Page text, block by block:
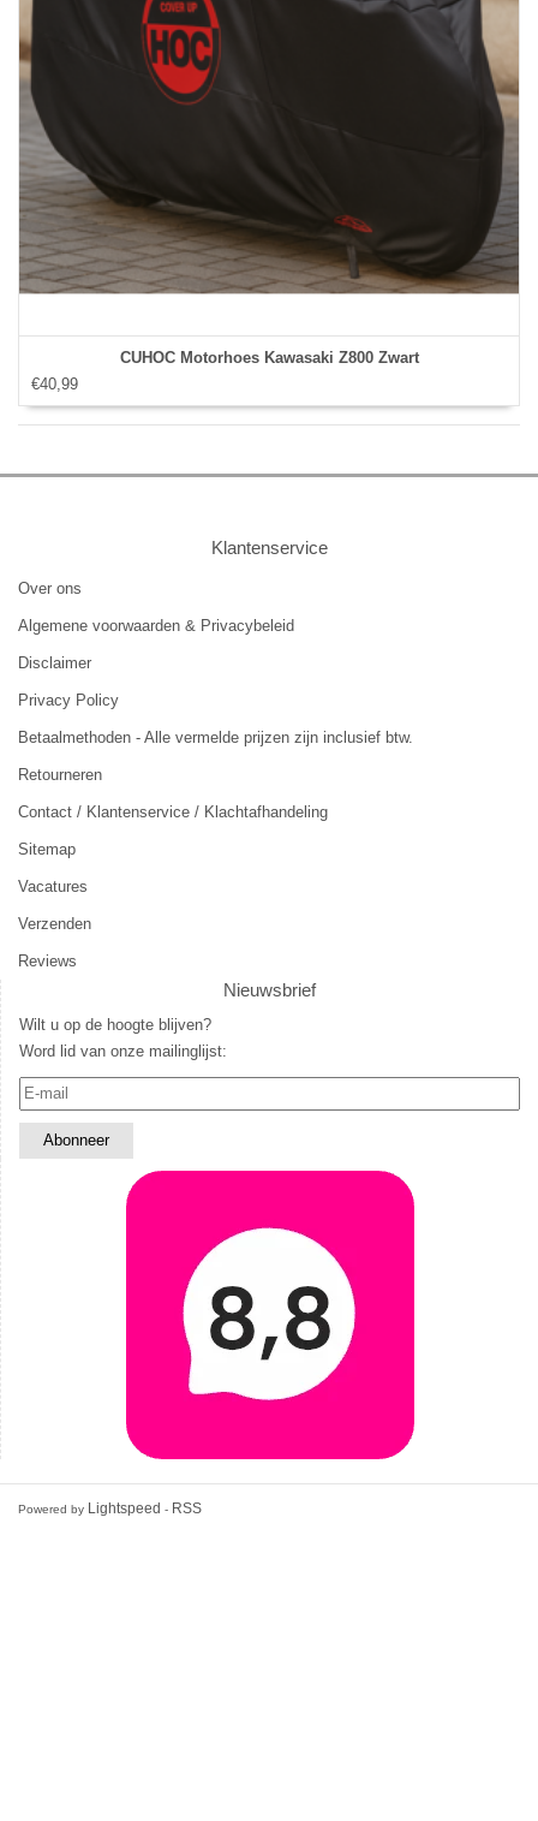
CUHOC Motorhoes Kawasaki Z800 Zwart
€40,99
Klantenservice
Over ons
Algemene voorwaarden & Privacybeleid
Disclaimer
Privacy Policy
Betaalmethoden - Alle vermelde prijzen zijn inclusief btw.
Retourneren
Contact / Klantenservice / Klachtafhandeling
Sitemap
Vacatures
Verzenden
Reviews
Nieuwsbrief
Wilt u op de hoogte blijven?
Word lid van onze mailinglijst:
Powered by Lightspeed - RSS